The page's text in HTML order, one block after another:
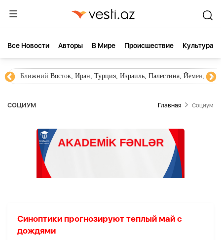
Все Новости Aвторы В Мире Происшествие Культура
Ближний Восток, Иран, Турция, Израиль, Палестина, Йемен,
СОЦИУМ Главная Социум
Синоптики прогнозируют теплый май с
дождями